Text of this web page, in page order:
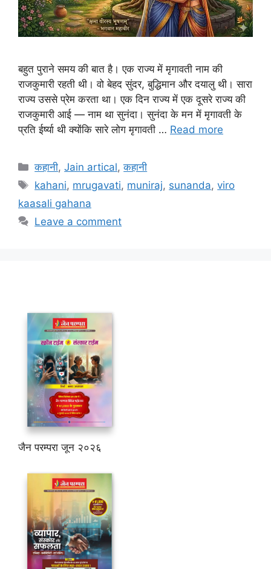
बहुत पुराने समय की बात है। एक राज्य में मृगावती नाम की
राजकुमारी रहती थी। वो बेहद सुंदर, बुद्धिमान और दयालु थी। सारा
राज्य उससे प्रेम करता था। एक दिन राज्य में एक दूसरे राज्य की
राजकुमारी आई — नाम था सुनंदा। सुनंदा के मन में मृगावती के
प्रति ईर्ष्या थी क्योंकि सारे लोग मृगावती … Read more
Categories
कहानी,Jain artical,कहानी
Tags
kahani, mrugavati, muniraj, sunanda,viro
kaasali gahana
Leave a comment
जैन परम्परा जून २०२६